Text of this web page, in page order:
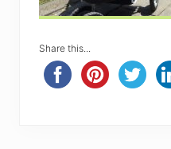
Share this...